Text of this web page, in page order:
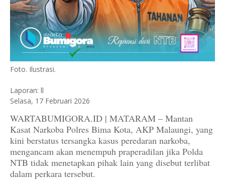
Foto. Ilustrasi.
Laporan: ll
Selasa, 17 Februari 2026
WARTABUMIGORA.ID | MATARAM – Mantan
Kasat Narkoba Polres Bima Kota, AKP Malaungi, yang
kini berstatus tersangka kasus peredaran narkoba,
mengancam akan menempuh praperadilan jika Polda
NTB tidak menetapkan pihak lain yang disebut terlibat
dalam perkara tersebut.